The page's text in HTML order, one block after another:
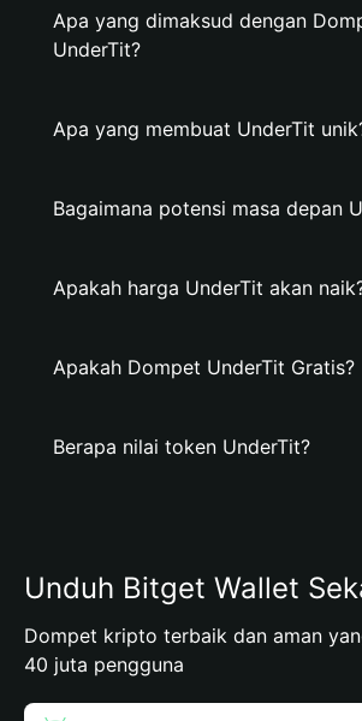
Apa yang dimaksud dengan
UnderTit?
Apa yang membuat UnderTit
Bagaimana potensi masa depan
Apakah harga UnderTit akan
Apakah Dompet UnderTit Gratis?
Berapa nilai token UnderTit?
Unduh Bitget Wallet
Dompet kripto terbaik dan aman
40 juta pengguna